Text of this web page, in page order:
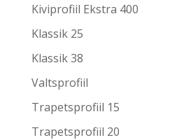
Kiviprofiil Ekstra 400
Klassik 25
Klassik 38
Valtsprofiil
Trapetsprofiil 15
Trapetsprofiil 20